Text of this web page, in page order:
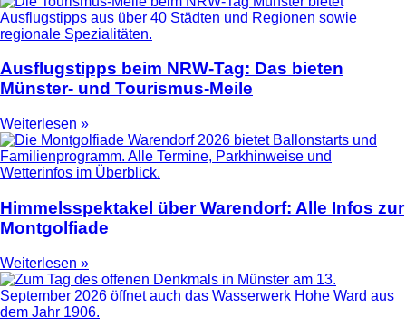
Ausflugstipps beim NRW-Tag: Das bieten
Münster- und Tourismus-Meile
Weiterlesen »
Himmelsspektakel über Warendorf: Alle Infos zur
Montgolfiade
Weiterlesen »